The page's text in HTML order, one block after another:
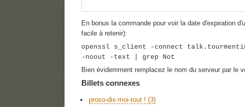
En bonus la commande pour voir la date d'expiration
facile à retenir):
openssl s_client -connect
-noout -text | grep Not
Bien évidemment remplacez le nom du serveur par le
Billets connexes
proso-dis-moi-tout ! (3)